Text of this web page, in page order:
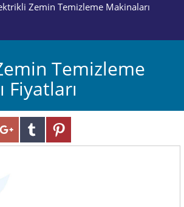
Zemin Temizleme Makinaları
Temizleme
Fiyatları